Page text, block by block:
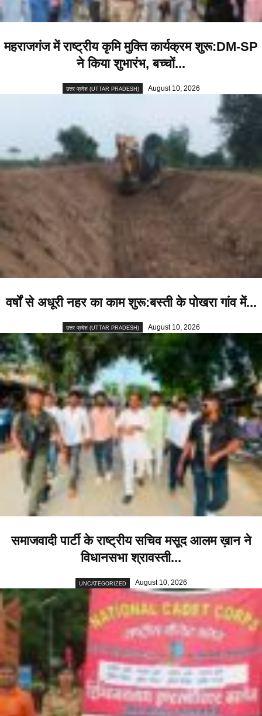
महराजगंज में राष्ट्रीय कृमि मुक्ति कार्यक्रम शुरू:DM-SP
ने किया शुभारंभ, बच्चों...
उत्तर प्रदेश (UTTAR PRADESH) August 10, 2026
वर्षों से अधूरी नहर का काम शुरू:बस्ती के पोखरा गांव में...
उत्तर प्रदेश (UTTAR PRADESH) August 10, 2026
समाजवादी पार्टी के राष्ट्रीय सचिव मसूद आलम ख़ान ने
विधानसभा श्रावस्ती...
UNCATEGORIZED August 10, 2026